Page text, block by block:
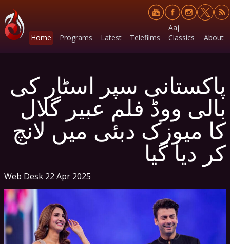
Home Programs Latest Telefilms
Aaj
Classics
About
پاکستانی سپر اسٹار کی
بالی ووڈ فلم عبیر گلال
کا میوزک دبئی میں لانچ
کر دیا گیا
Web Desk 22 Apr 2025